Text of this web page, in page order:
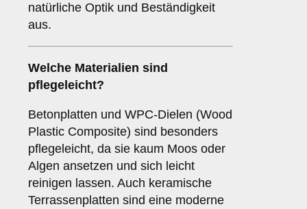
natürliche Optik und Beständigkeit
aus.
Welche Materialien sind
pflegeleicht?
Betonplatten und WPC-Dielen (Wood
Plastic Composite) sind besonders
pflegeleicht, da sie kaum Moos oder
Algen ansetzen und sich leicht
reinigen lassen. Auch keramische
Terrassenplatten sind eine moderne